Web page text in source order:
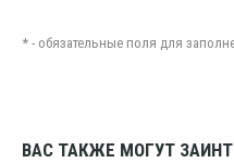
* - обязательные поля для
ВАС ТАКЖЕ МОГУТ